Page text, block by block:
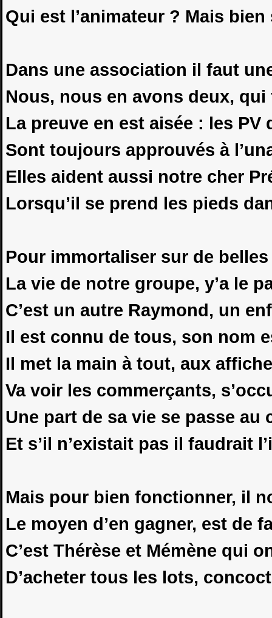
Qui est l’animateur ? Mais bien
Dans une association il faut
Nous, nous en avons deux,
La preuve en est aisée : les PV
Sont toujours approuvés à
Elles aident aussi notre cher
Lorsqu’il se prend les pieds
Pour immortaliser sur de
La vie de notre groupe, y’a le
C’est un autre Raymond, un
Il est connu de tous, son nom
Il met la main à tout, aux
Va voir les commerçants,
Une part de sa vie se passe au
Et s’il n’existait pas il faudrait
Mais pour bien fonctionner, il
Le moyen d’en gagner, est de
C’est Thérèse et Mémène qui
D’acheter tous les lots,